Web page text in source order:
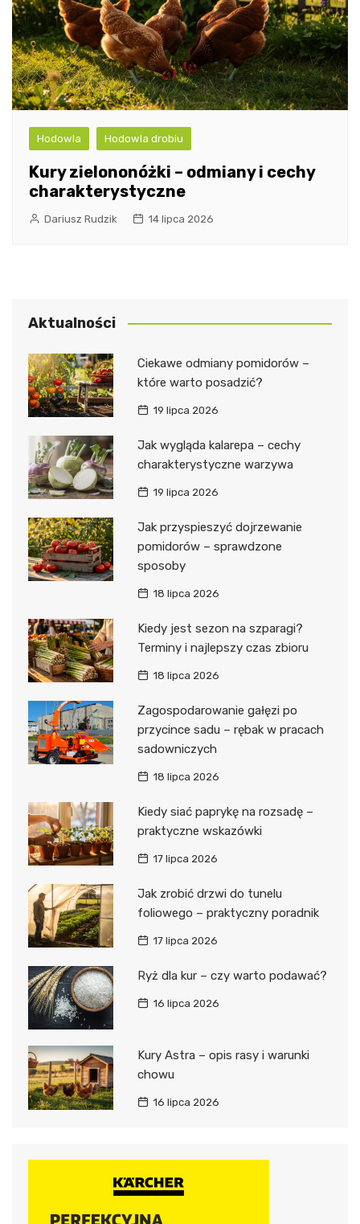
Hodowla Hodowla drobiu
Kury zielononóżki – odmiany i cechy
charakterystyczne
Dariusz Rudzik 14 lipca 2026
Aktualności
Ciekawe odmiany pomidorów –
które warto posadzić?
19 lipca 2026
Jak wygląda kalarepa – cechy
charakterystyczne warzywa
19 lipca 2026
Jak przyspieszyć dojrzewanie
pomidorów – sprawdzone
sposoby
18 lipca 2026
Kiedy jest sezon na szparagi?
Terminy i najlepszy czas zbioru
18 lipca 2026
Zagospodarowanie gałęzi po
przycince sadu – rębak w pracach
sadowniczych
18 lipca 2026
Kiedy siać paprykę na rozsadę –
praktyczne wskazówki
17 lipca 2026
Jak zrobić drzwi do tunelu
foliowego – praktyczny poradnik
17 lipca 2026
Ryż dla kur – czy warto podawać?
16 lipca 2026
Kury Astra – opis rasy i warunki
chowu
16 lipca 2026